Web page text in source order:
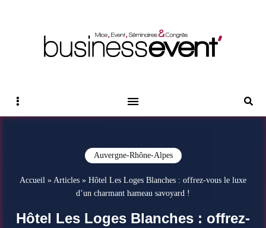
Sidebar
Auvergne-Rhône-Alpes
Accueil » Articles » Hôtel Les Loges Blanches : offrez-vous le luxe
d’un charmant hameau savoyard !
Hôtel Les Loges Blanches : offrez-